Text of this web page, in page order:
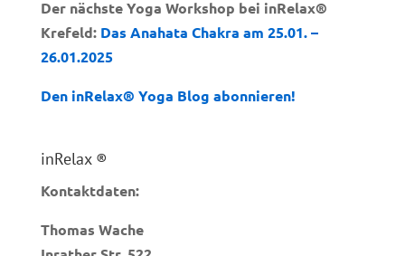
Der nächste Yoga Workshop bei inRelax®
Krefeld: Das Anahata Chakra am 25.01. –
26.01.2025
Den inRelax® Yoga Blog abonnieren!
inRelax ®
Kontaktdaten:
Thomas Wache